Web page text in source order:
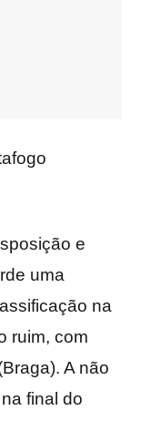
e
uma
na
ruim, com
A não
final do